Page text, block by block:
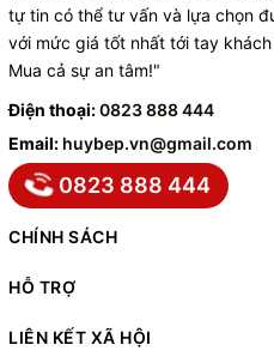
tự tin có thể tư vấn và lựa chọn
với mức giá tốt nhất tới tay
Mua cả sự an tâm!"
Điện thoại:0823 888 444
Email: huybep.vn@gmail.com
0823 888 444
CHÍNH SÁCH
HỖ TRỢ
LIÊN KẾT XÃ HỘI